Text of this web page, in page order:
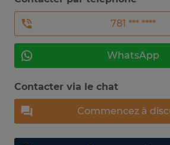
781 *** ****
WhatsApp
Contacter via le chat
Commencez à